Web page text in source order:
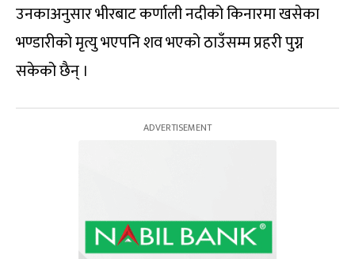
उनकाअनुसार भीरबाट कर्णाली नदीको किनारमा खसेका
भण्डारीको मृत्यु भएपनि शव भएको ठाउँसम्म प्रहरी पुग्न
सकेको छैन् ।